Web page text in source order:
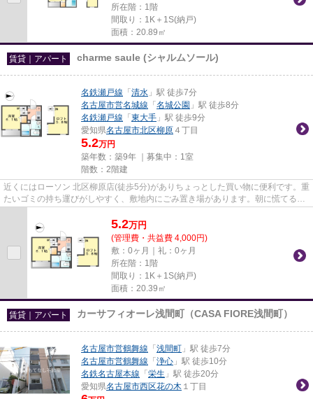
所在階：1階
間取り：1K＋1S(納戸)
面積：20.89㎡
賃貸｜アパート charme saule (シャルムソール)
名鉄瀬戸線 「 清水 」駅 徒歩7分
名古屋市営名城線 「 名城公園 」駅 徒歩8分
名鉄瀬戸線 「 東大手 」駅 徒歩9分
愛知県名古屋市北区柳原 ４丁目
5.2万円
築年数：築9年 ｜募集中： 1室
階数：2階建
近くにはローソン 北区柳原店(徒歩5分)がありちょっとした買い物に便利です。重
たいゴミの持ち運びがしやすく、敷地内にごみ置き場があります。朝に慌てるこ
5.2万円
(管理費・共益費 4,000円)
敷：0ヶ月｜礼：0ヶ月
所在階：1階
間取り：1K＋1S(納戸)
面積：20.39㎡
賃貸｜アパート カーサフィオーレ浅間町（CASA FIORE浅間町）
名古屋市営鶴舞線 「 浅間町 」駅 徒歩7分
名古屋市営鶴舞線 「 浄心 」駅 徒歩10分
名鉄名古屋本線 「 栄生 」駅 徒歩20分
愛知県名古屋市西区花の木 １丁目